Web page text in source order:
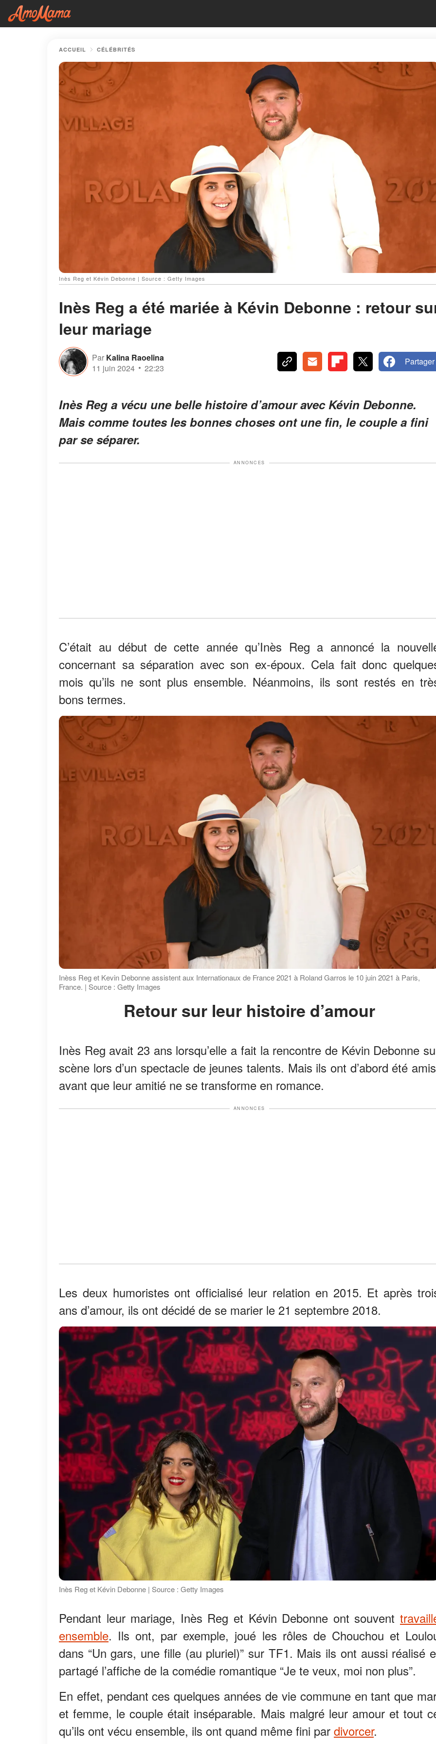
ACCUEIL CÉLÉBRITÉS
Inès Reg et Kévin Debonne | Source : Getty Images
Inès Reg a été mariée à Kévin Debonne : retour
leur mariage
Par Kalina Raoelina
11 juin 2024
22:23
Partager
Inès Reg a vécu une belle histoire d’amour avec Kévin Debonne.
Mais comme toutes les bonnes choses ont une fin, le couple a fini
par se séparer.
ANNONCES
C’était au début de cette année qu’Inès Reg a annoncé la
concernant sa séparation avec son ex-époux. Cela fait donc
mois qu’ils ne sont plus ensemble. Néanmoins, ils sont restés en
bons termes.
Inèss Reg et Kevin Debonne assistent aux Internationaux de France 2021 à Roland Garros le 10 juin 2021 à Paris,
France. | Source : Getty Images
Retour sur leur histoire d’amour
Inès Reg avait 23 ans lorsqu’elle a fait la rencontre de Kévin Debonne
scène lors d’un spectacle de jeunes talents. Mais ils ont d’abord été
avant que leur amitié ne se transforme en romance.
ANNONCES
Les deux humoristes ont officialisé leur relation en 2015. Et après
ans d’amour, ils ont décidé de se marier le 21 septembre 2018.
Inès Reg et Kévin Debonne | Source : Getty Images
Pendant leur mariage, Inès Reg et Kévin Debonne ont souvent
ensemble. Ils ont, par exemple, joué les rôles de Chouchou et
dans “Un gars, une fille (au pluriel)” sur TF1. Mais ils ont aussi réalisé
partagé l’affiche de la comédie romantique “Je te veux, moi non plus”.
En effet, pendant ces quelques années de vie commune en tant que
et femme, le couple était inséparable. Mais malgré leur amour et tout
qu’ils ont vécu ensemble, ils ont quand même fini par divorcer.